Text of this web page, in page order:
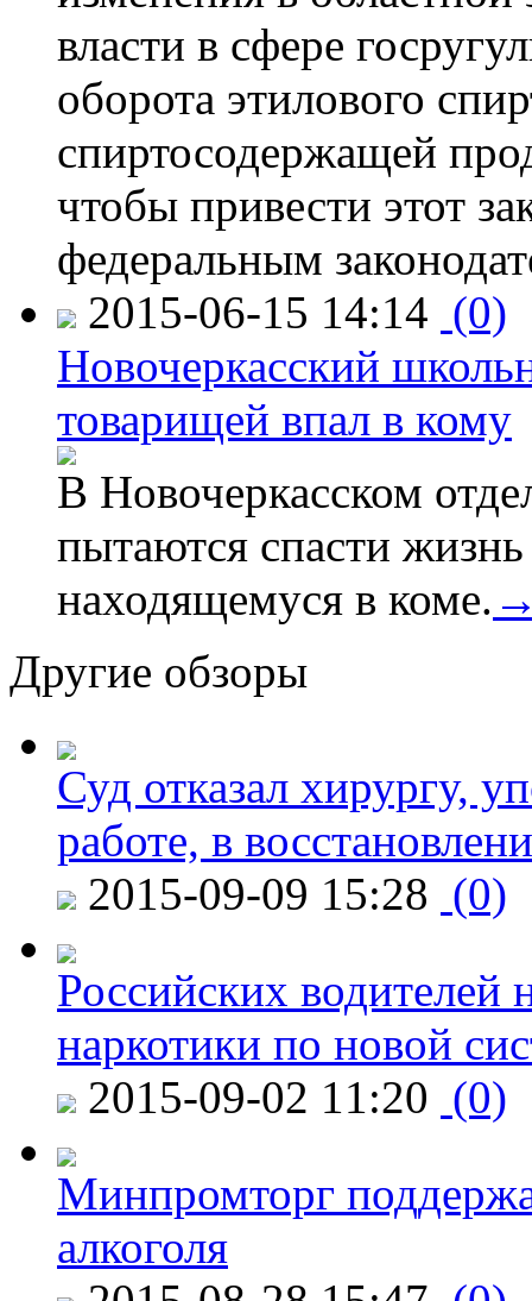
власти в сфере
оборота этилового
спиртосодержащей
чтобы привести этот
федеральным
2015-06-15 14:14 (0)
Новочеркасский
товарищей впал в кому
В Новочеркасском
пытаются спасти
находящемуся в коме.
Другие обзоры
Суд отказал хирургу,
работе, в
2015-09-09 15:28 (0)
Российских водителей
наркотики по новой
2015-09-02 11:20 (0)
Минпромторг
алкоголя